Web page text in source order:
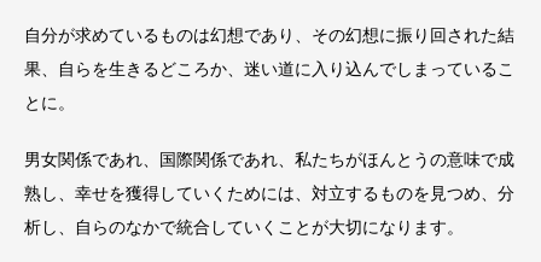
自分が求めているものは幻想であり、その幻想に振り回された結
果、自らを生きるどころか、迷い道に入り込んでしまっているこ
とに。
男女関係であれ、国際関係であれ、私たちがほんとうの意味で成
熟し、幸せを獲得していくためには、対立するものを見つめ、分
析し、自らのなかで統合していくことが大切になります。